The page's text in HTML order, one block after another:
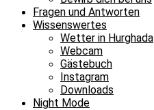
Fragen und Antworten
Wissenswertes
Wetter in Hurghada
Webcam
Gästebuch
Instagram
Downloads
Night Mode